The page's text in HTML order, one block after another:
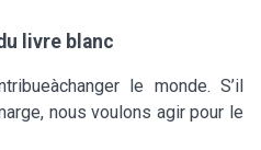
livre blanc
le monde. S’il
nous voulons agir pour le